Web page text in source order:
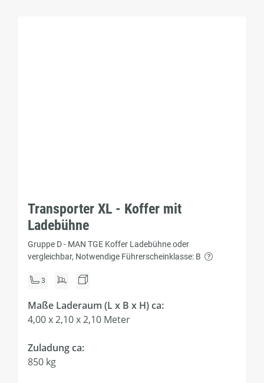
Transporter XL - Koffer mit
Ladebühne
Gruppe D - MAN TGE Koffer Ladebühne oder
vergleichbar, Notwendige Führerscheinklasse: B
3
Maße Laderaum (L x B x H) ca:
4,00 x 2,10 x 2,10 Meter
Zuladung ca:
850 kg